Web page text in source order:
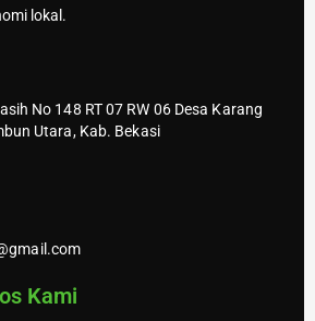
lokal.
No 148 RT 07 RW 06 Desa Karang
Utara, Kab. Bekasi
Kami